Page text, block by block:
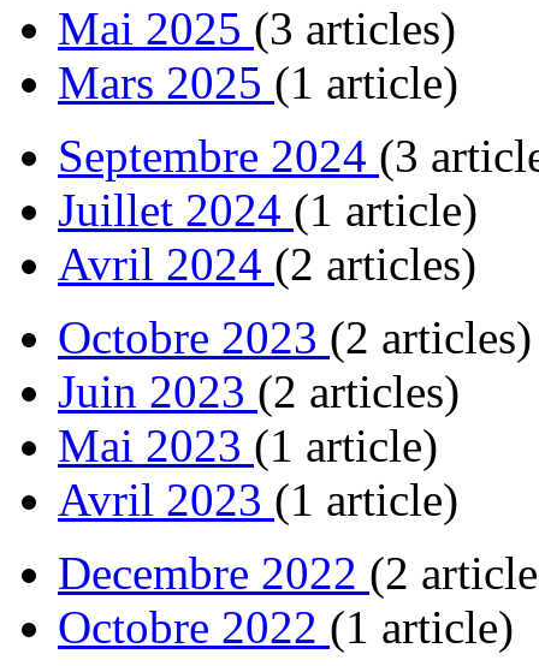
Mai 2025 (3 articles)
Mars 2025 (1 article)
Septembre 2024 (3
Juillet 2024 (1 article)
Avril 2024 (2 articles)
Octobre 2023 (2 articles)
Juin 2023 (2 articles)
Mai 2023 (1 article)
Avril 2023 (1 article)
Decembre 2022 (2
Octobre 2022 (1 article)